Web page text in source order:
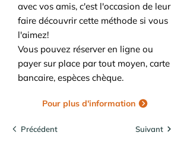
avec vos amis, c'est l'occasion de leur
faire découvrir cette méthode si vous
l'aimez!
Vous pouvez réserver en ligne ou
payer sur place par tout moyen, carte
bancaire, espèces chèque.
Pour plus d'information
Précédent Suivant